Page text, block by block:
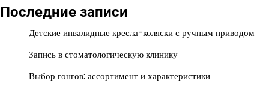
Последние записи
Детские инвалидные кресла-коляски с ручным приводом
Запись в стоматологическую клинику
Выбор гонгов: ассортимент и характеристики